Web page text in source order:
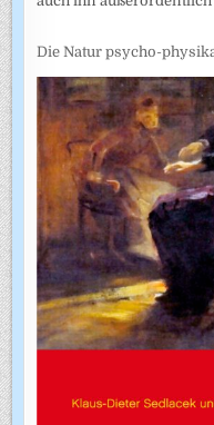
Die Natur psycho-